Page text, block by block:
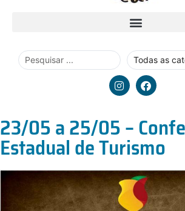
23/05 a 25/05 –
Estadual de Turismo